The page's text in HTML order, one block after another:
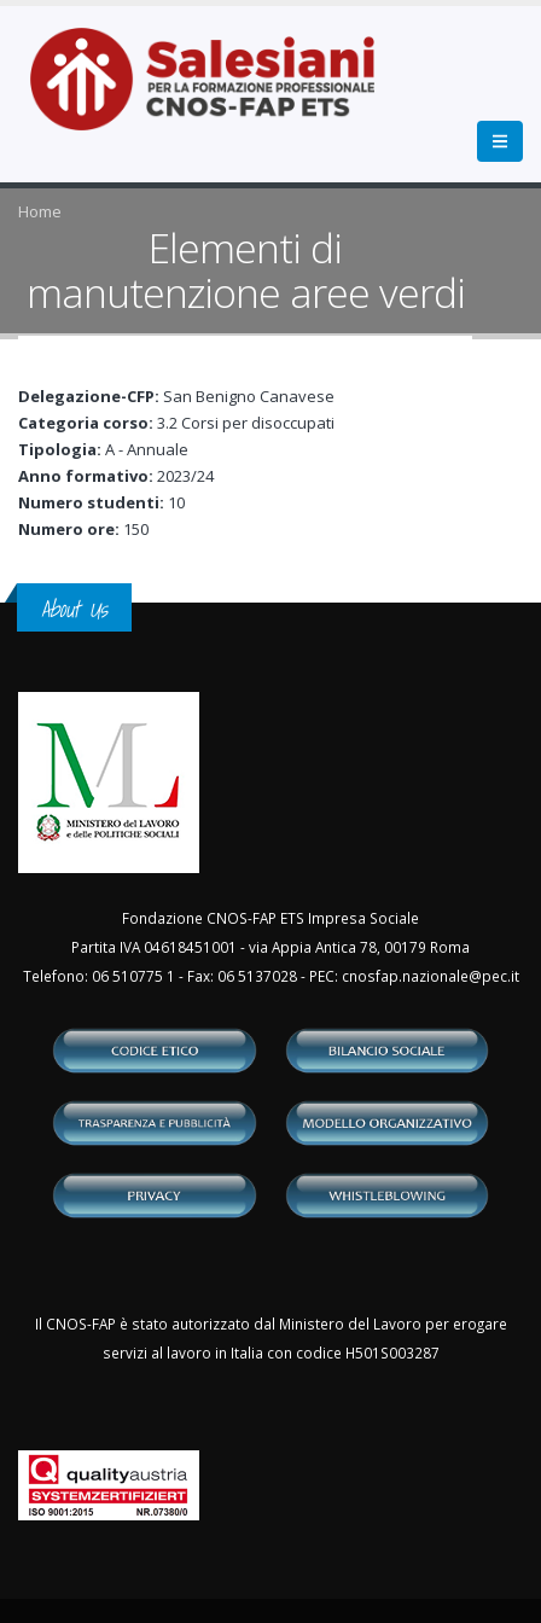
Home
Elementi di
manutenzione aree verdi
Delegazione-CFP: San Benigno Canavese
Categoria corso: 3.2 Corsi per disoccupati
Tipologia: A - Annuale
Anno formativo: 2023/24
Numero studenti: 10
Numero ore: 150
About Us
Fondazione CNOS-FAP ETS Impresa Sociale
Partita IVA 04618451001 - via Appia Antica 78, 00179 Roma
Telefono: 06 510775 1 - Fax: 06 5137028 - PEC: cnosfap.nazionale@pec.it
Il CNOS-FAP è stato autorizzato dal Ministero del Lavoro per erogare
servizi al lavoro in Italia con codice H501S003287